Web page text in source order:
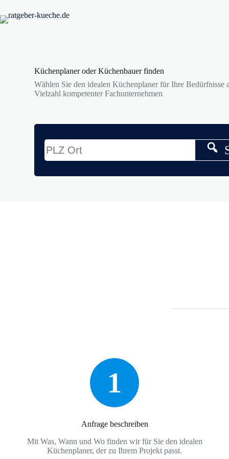
Inhalt
springen
Küchenplaner oder Küchenbauer finden
Wählen Sie den idealen Küchenplaner für Ihre Bedürfnisse
Vielzahl kompetenter Fachunternehmen
1
Anfrage beschreiben
Mit Was, Wann und Wo finden wir für Sie den idealen
Küchenplaner, der zu Ihrem Projekt passt.